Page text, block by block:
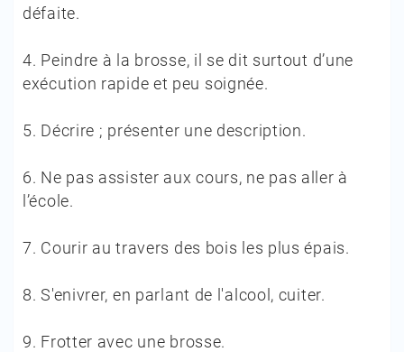
défaite.
4. Peindre à la brosse, il se dit surtout d’une
exécution rapide et peu soignée.
5. Décrire ; présenter une description.
6. Ne pas assister aux cours, ne pas aller à
l’école.
7. Courir au travers des bois les plus épais.
8.S'enivrer, en parlant de l'alcool, cuiter.
9. Frotter avec une brosse.